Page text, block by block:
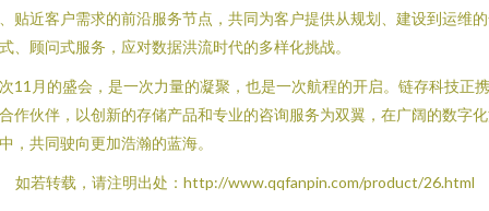
贴近客户需求的前沿服务节点，共同为客户提供从规划、建设到运维
、顾问式服务，应对数据洪流时代的多样化挑战。
11月的盛会，是一次力量的凝聚，也是一次航程的开启。链存科技正
作伙伴，以创新的存储产品和专业的咨询服务为双翼，在广阔的数字
，共同驶向更加浩瀚的蓝海。
如若转载，请注明出处：http://www.qqfanpin.com/product/26.html